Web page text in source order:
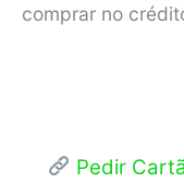
comprar no
Pedir